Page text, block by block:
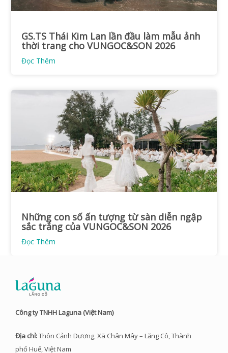
GS.TS Thái Kim Lan lần đầu làm mẫu ảnh
thời trang cho VUNGOC&SON 2026
Đọc Thêm
Những con số ấn tượng từ sàn diễn ngập
sắc trắng của VUNGOC&SON 2026
Đọc Thêm
Công ty TNHH Laguna (Việt Nam)
Địa chỉ:Thôn Cảnh Dương, Xã Chân Mây – Lăng Cô, Thành
phố Huế, Việt Nam